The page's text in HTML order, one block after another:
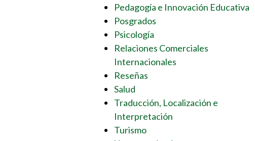
Pedagogía e Innovación Educativa
Posgrados
Psicología
Relaciones Comerciales
Internacionales
Reseñas
Salud
Traducción, Localización e
Interpretación
Turismo